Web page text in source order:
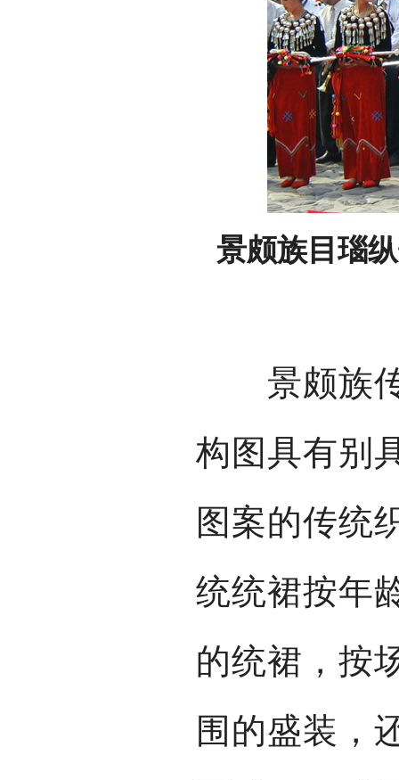
景颇族目瑙
景颇族传
构图具有别
图案的传统
统统裙按年
的统裙，按
围的盛装，